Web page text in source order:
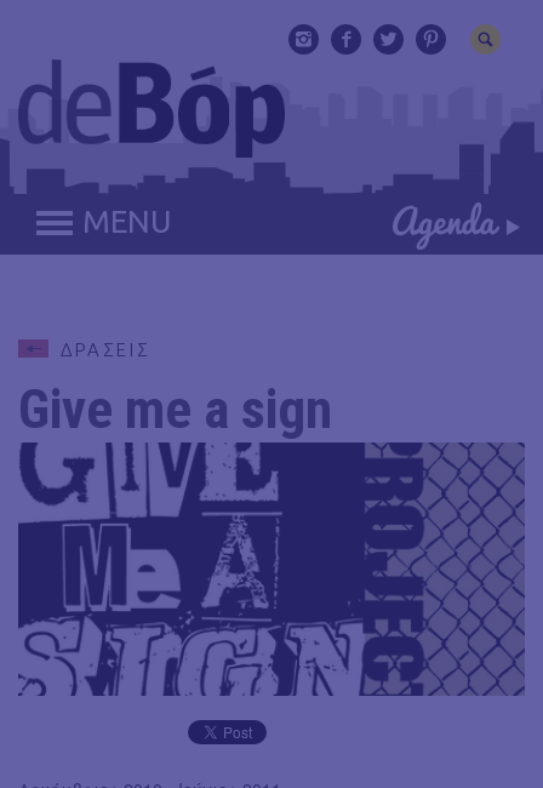
MENU
ΔΡΑΣΕΙΣ
Give me a sign